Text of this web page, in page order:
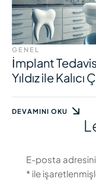
GENEL
İmplant
Yıldız ile
DEVAMINI OKU
E-posta
* ile